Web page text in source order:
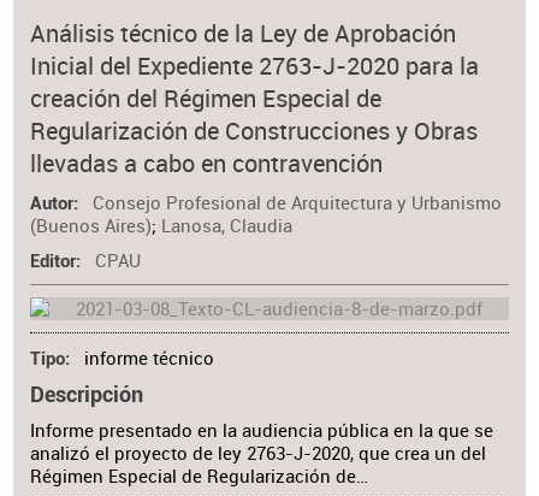
Análisis técnico de la Ley de Aprobación
Inicial del Expediente 2763-J-2020 para la
creación del Régimen Especial de
Regularización de Construcciones y Obras
llevadas a cabo en contravención
Autor
Consejo Profesional de Arquitectura y Urbanismo
(Buenos Aires); Lanosa, Claudia
Editor CPAU
Tipo informe técnico
Descripción
Informe presentado en la audiencia pública en la que se
analizó el proyecto de ley 2763-J-2020, que crea un del
Régimen Especial de Regularización de…